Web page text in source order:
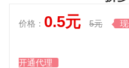
价格： 0.5元 5元 
开通代理